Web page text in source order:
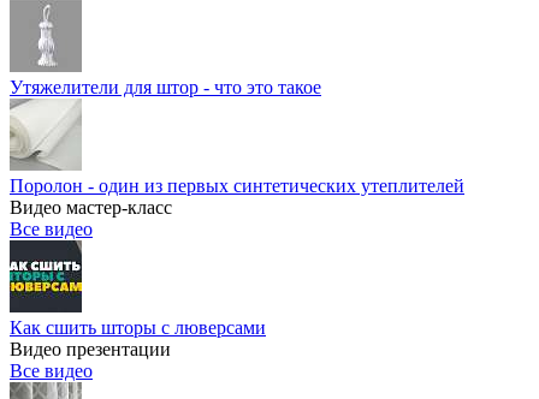
Утяжелители для штор - что это такое
Поролон - один из первых синтетических утеплителей
Видео мастер-класс
Все видео
Как сшить шторы с люверсами
Видео презентации
Все видео